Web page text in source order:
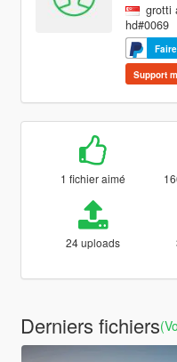
grotti
hd#0069
Support
1 fichier aimé
24 uploads
Derniers fichiers